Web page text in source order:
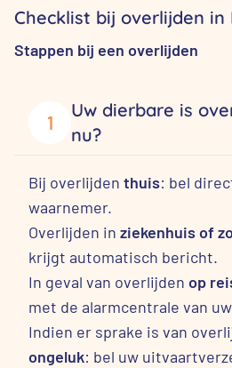
Checklist bij overlijden in
Stappen bij een overlijden
1
Uw dierbare is
nu?
Bij overlijden thuis: bel
waarnemer.
Overlijden in ziekenhuis of
krijgt automatisch bericht.
In geval van overlijden op
met de alarmcentrale van
Indien er sprake is van
ongeluk: bel uw